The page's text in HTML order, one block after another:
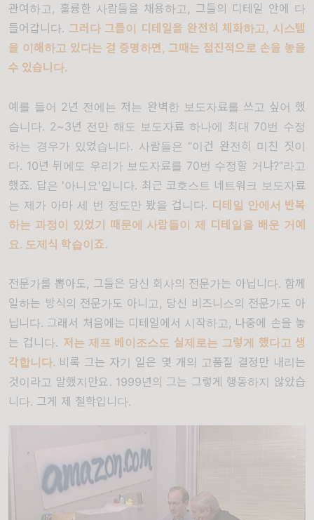
관여하고 , 훌륭한 사람들을 채용하고 , 그들의 디테일 안에 다
들어갑니다. 그러다 그들이 디테일을 완전히 체화하고 , 시스템
을 이해하고 있다는 걸 증명하면 , 그때는 점진적으로 손을 놓을
수 있습니다.
예를 들어 2 년 전에는 저는 완벽한 보도자료를 쓰고 싶어 했
습니다. 2~3년 전만 해도 보도자료 하나에 최대 70번 수정
하는 경우가 있었습니다. 사람들은 “이건 완전히 미친 짓이
다. 10년 뒤에도 우리가 보도자료를 70번 수정할 거냐?”라고
했죠. 답은 '아니요 '입니다. 최근 코호스트 네트워크 보도자료
는 제가 아마 세 번 정도만 봤을 겁니다. 디테일 안에서 반복
하는 과정이 있었기 때문에 사람들이 제 디테일을 배운 거예
요. 도제식 학습이죠.
전문가를 뽑아도, 그들은 당신 회사의 전문가는 아닙니다. 함께
일하는 방식의 전문가도 아니고 , 당신 비즈니스의 전문가도 아
닙니다. 그래서 처음에는 디테일에서 시작하고 , 나중에 손을 놓
는 겁니다. 저는 제프 베이조스도 실제로는 그렇게 했다고 생
각합니다. 비록 그는 자기 일은 몇 개의 고품질 결정만 내리는
것이라고 말했지만요 . 1999년의 그는 그렇게 행동하지 않았습
니다. 그게 제 철학입니다.